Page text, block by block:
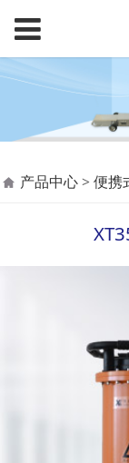
产品中心> 便携